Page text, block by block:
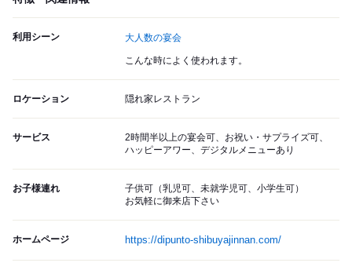
利用シーン 大人数の宴会
こんな時によく使われます。
ロケーション 隠れ家レストラン
サービス
2時間半以上の宴会可、お祝い・サプライズ可、
ハッピーアワー、デジタルメニューあり
お子様連れ
子供可（乳児可、未就学児可、小学生可）
お気軽に御来店下さい
ホームページ https://dipunto-shibuyajinnan.com/